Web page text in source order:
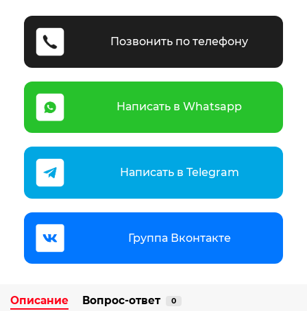
Позвонить по телефону
Написать в Whatsapp
Написать в Telegram
Группа Вконтакте
Описание Вопрос-ответ 0